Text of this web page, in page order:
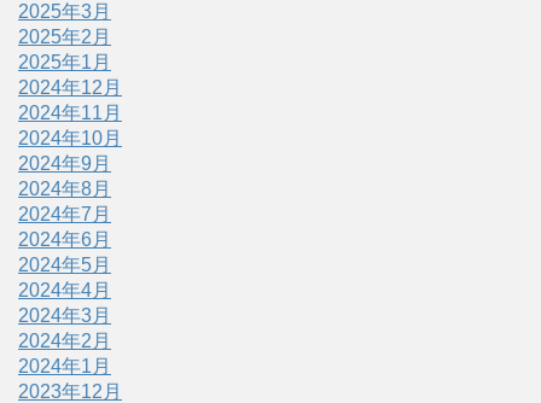
2025年3月
2025年2月
2025年1月
2024年12月
2024年11月
2024年10月
2024年9月
2024年8月
2024年7月
2024年6月
2024年5月
2024年4月
2024年3月
2024年2月
2024年1月
2023年12月